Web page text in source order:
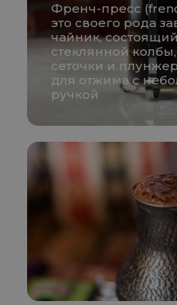
Френч-пресс
это своего рода
чайник,
стеклянной
сеточки и
для отжима с
ручкой